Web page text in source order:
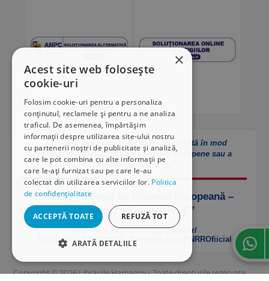
×
Acest site web folosește
cookie-uri
Folosim cookie-uri pentru a personaliza
conținutul, reclamele și pentru a ne analiza
traficul. De asemenea, împărtășim
informații despre utilizarea site-ului nostru
cu partenerii noștri de publicitate și analiză,
care le pot combina cu alte informații pe
care le-ați furnizat sau pe care le-au
colectat din utilizarea serviciilor lor. Politica
de confidențialitate
ACCEPTĂ TOATE REFUZĂ TOT
ARATĂ DETALIILE
„Conținutul acestui material nu reprezintă în mod
obligatoriu poziția oficială a Uniunii Europene sau a
Guvernului României”
„PNRR. Finanțat de Uniunea Europeană –
UrmătoareaGenerațieUE”
Website – https://mfe.gov.ro/pnrr/
Facebook – https://www.facebook.com/PNRROfiicial
Copyright © 2026 Librăriile Hamangiu. Toate drepturile rezervate.